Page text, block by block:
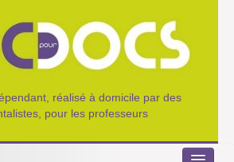
réalisé à domicile par des
pour les professeurs